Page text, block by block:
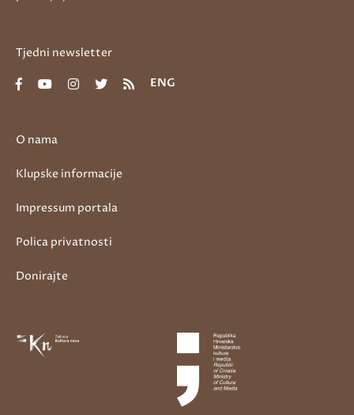
O nama
Klupske informacije
Impressum portala
Polica privatnosti
Donirajte
Tjedni newsletter
ENG